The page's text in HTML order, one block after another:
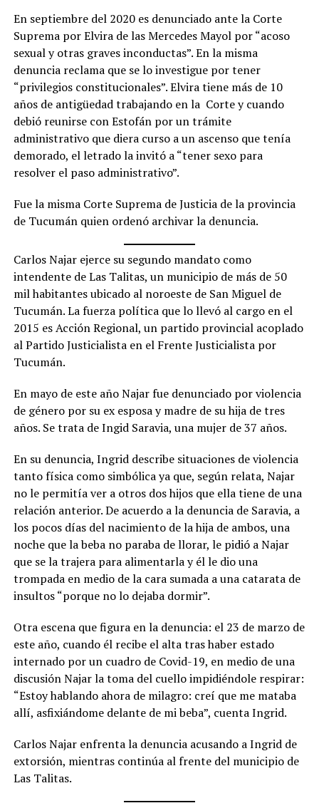
En septiembre del 2020 es denunciado ante la Corte
Suprema por Elvira de las Mercedes Mayol por “acoso
sexual y otras graves inconductas”. En la misma
denuncia reclama que se lo investigue por tener
“privilegios constitucionales”. Elvira tiene más de 10
años de antigüedad trabajando en la Corte y cuando
debió reunirse con Estofán por un trámite
administrativo que diera curso a un ascenso que tenía
demorado, el letrado la invitó a “tener sexo para
resolver el paso administrativo”.
Fue la misma Corte Suprema de Justicia de la provincia
de Tucumán quien ordenó archivar la denuncia.
Carlos Najar ejerce su segundo mandato como
intendente de Las Talitas, un municipio de más de 50
mil habitantes ubicado al noroeste de San Miguel de
Tucumán. La fuerza política que lo llevó al cargo en el
2015 es Acción Regional, un partido provincial acoplado
al Partido Justicialista en el Frente Justicialista por
Tucumán.
En mayo de este año Najar fue denunciado por violencia
de género por su ex esposa y madre de su hija de tres
años. Se trata de Ingid Saravia, una mujer de 37 años.
En su denuncia, Ingrid describe situaciones de violencia
tanto física como simbólica ya que, según relata, Najar
no le permitía ver a otros dos hijos que ella tiene de una
relación anterior. De acuerdo a la denuncia de Saravia, a
los pocos días del nacimiento de la hija de ambos, una
noche que la beba no paraba de llorar, le pidió a Najar
que se la trajera para alimentarla y él le dio una
trompada en medio de la cara sumada a una catarata de
insultos “porque no lo dejaba dormir”.
Otra escena que figura en la denuncia: el 23 de marzo de
este año, cuando él recibe el alta tras haber estado
internado por un cuadro de Covid-19, en medio de una
discusión Najar la toma del cuello impidiéndole respirar:
“Estoy hablando ahora de milagro: creí que me mataba
allí, asfixiándome delante de mi beba”, cuenta Ingrid.
Carlos Najar enfrenta la denuncia acusando a Ingrid de
extorsión, mientras continúa al frente del municipio de
Las Talitas.